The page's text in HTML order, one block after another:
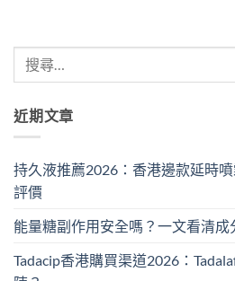
近期文章
持久液推薦2026：香港邊款延時
評價
能量糖副作用安全嗎？一文看清
Tadacip香港購買渠道2026：